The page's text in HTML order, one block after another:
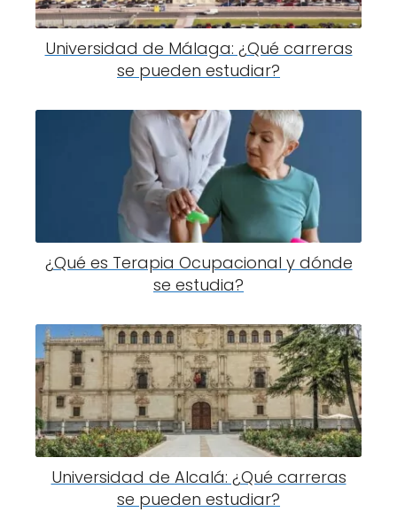
Universidad de Málaga: ¿Qué carreras
se pueden estudiar?
¿Qué es Terapia Ocupacional y dónde
se estudia?
Universidad de Alcalá: ¿Qué carreras
se pueden estudiar?